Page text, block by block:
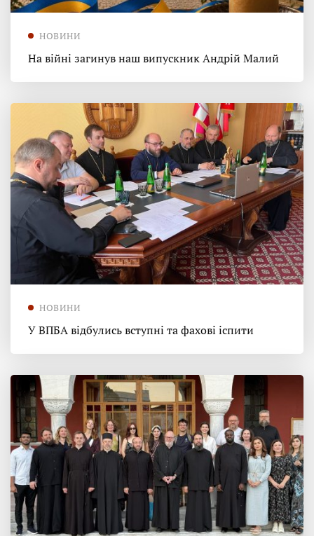
НОВИНИ
На війні загинув наш випускник Андрій Малий
НОВИНИ
У ВПБА відбулись вступні та фахові іспити